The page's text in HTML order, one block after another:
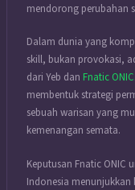
mendorong perubahan
Dalam dunia yang
skill, bukan provokasi,
dari Yeb dan Fnatic ONIC
membentuk strategi
sebuah warisan yang
kemenangan semata.
Keputusan Fnatic ONIC
Indonesia